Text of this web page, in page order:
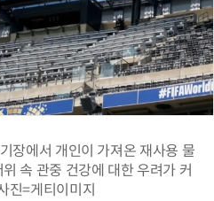
장에서 개인이 가져온 재사용 물
속 관중 건강에 대한 우려가 커
진=게티이미지